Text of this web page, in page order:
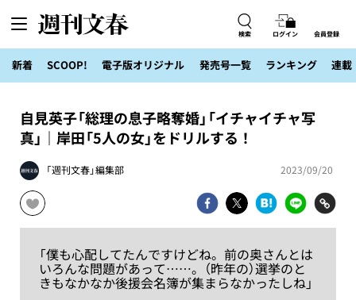
検索 ログイン 会員登録
新着 SCOOP! 電子版オリジナル 発売号一覧 ランキング 連載
自見英子「総理の息子略奪婚」「イチャイチャ写
真」｜岸田「5人の女」をドリルする！
「週刊文春」編集部 2023/09/20
「僕も心配してたんですけどね。前の奥さんとは
いろんな問題があって……。（昨年の）選挙のと
きもなかなか後援会名簿が集まらなかったしね」